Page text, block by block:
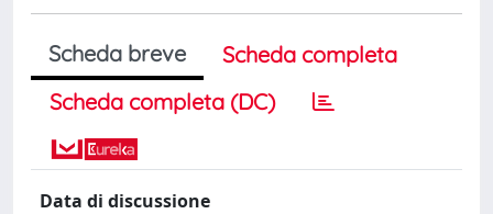
Scheda breve
Scheda completa
Scheda completa (DC)
Data di discussione